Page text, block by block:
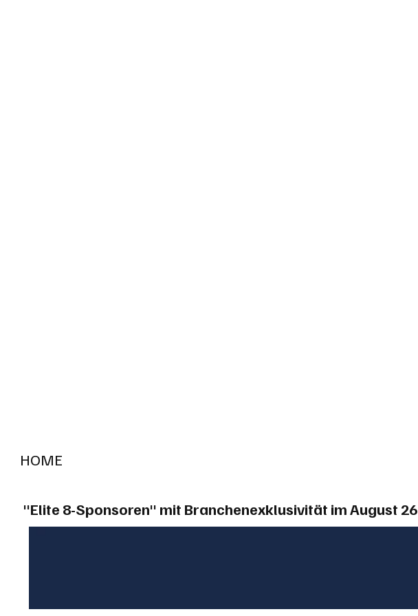
HOME
"Elite 8-Sponsoren" mit Branchenexklusivität im August 26